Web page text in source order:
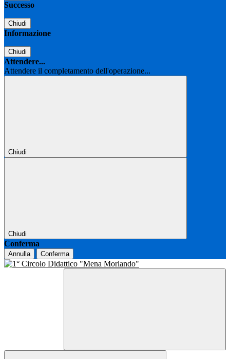
Successo
Chiudi
Informazione
Chiudi
Attendere...
Attendere il completamento dell'operazione...
Chiudi
Chiudi
Conferma
Annulla Conferma